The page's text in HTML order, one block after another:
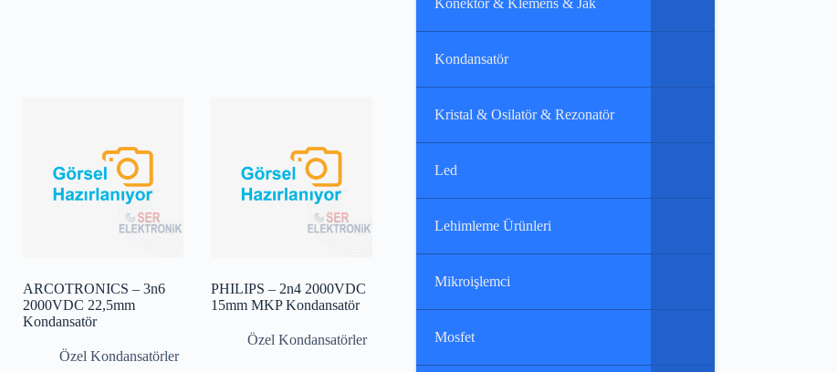
ARCOTRONICS – 3n6
2000VDC 22,5mm
Kondansatör
Özel Kondansatörler
PHILIPS – 2n4 2000VDC
15mm MKP Kondansatör
Özel Kondansatörler
Konektör & Klemens & Jak
Kondansatör
Kristal & Osilatör & Rezonatör
Led
Lehimleme Ürünleri
Mikroişlemci
Mosfet